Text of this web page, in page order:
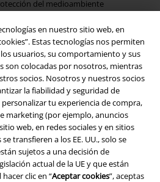
en nuestro sitio web, en
Estas tecnologías nos permiten
usuarios, su comportamiento y sus
son colocadas por nosotros, mientras
socios. Nosotros y nuestros socios
la fiabilidad y seguridad de
tu experiencia de compra,
marketing (por ejemplo, anuncios
web, en redes sociales y en sitios
transfieren a los EE. UU., solo se
sujetos a una decisión de
actual de la UE y que están
clic en “Aceptar cookies”, aceptas
del medioambiente
IVA pero no los gastos de transporte
HGmbH